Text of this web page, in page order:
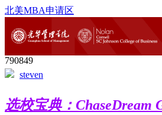
北美MBA申请区
790849
steven
选校宝典：ChaseDream